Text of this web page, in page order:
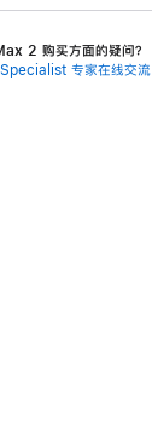
2 购买方面的疑问？
专家在线交流